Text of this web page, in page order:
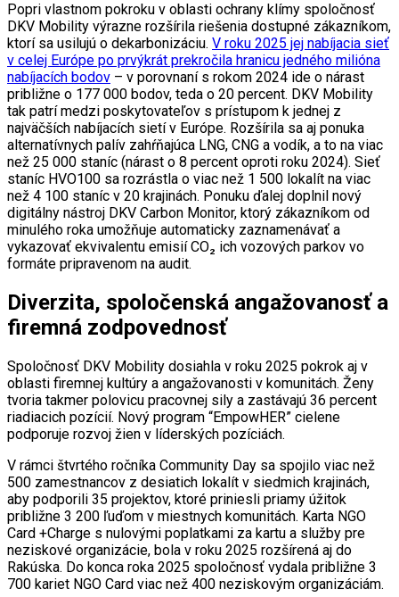
Popri vlastnom pokroku v oblasti ochrany klímy spoločnosť
DKV Mobility výrazne rozšírila riešenia dostupné zákazníkom,
ktorí sa usilujú o dekarbonizáciu. V roku 2025 jej nabíjacia sieť
v celej Európe po prvýkrát prekročila hranicu jedného milióna
nabíjacích bodov – v porovnaní s rokom 2024 ide o nárast
približne o 177 000 bodov, teda o 20 percent. DKV Mobility
tak patrí medzi poskytovateľov s prístupom k jednej z
najväčších nabíjacích sietí v Európe. Rozšírila sa aj ponuka
alternatívnych palív zahŕňajúca LNG, CNG a vodík, a to na viac
než 25 000 staníc (nárast o 8 percent oproti roku 2024). Sieť
staníc HVO100 sa rozrástla o viac než 1 500 lokalít na viac
než 4 100 staníc v 20 krajinách. Ponuku ďalej doplnil nový
digitálny nástroj DKV Carbon Monitor, ktorý zákazníkom od
minulého roka umožňuje automaticky zaznamenávať a
vykazovať ekvivalentu emisií CO₂ ich vozových parkov vo
formáte pripravenom na audit.
Diverzita, spoločenská angažovanosť a
firemná zodpovednosť
Spoločnosť DKV Mobility dosiahla v roku 2025 pokrok aj v
oblasti firemnej kultúry a angažovanosti v komunitách. Ženy
tvoria takmer polovicu pracovnej sily a zastávajú 36 percent
riadiacich pozícií. Nový program “EmpowHER” cielene
podporuje rozvoj žien v líderských pozíciách.
V rámci štvrtého ročníka Community Day sa spojilo viac než
500 zamestnancov z desiatich lokalít v siedmich krajinách,
aby podporili 35 projektov, ktoré priniesli priamy úžitok
približne 3 200 ľuďom v miestnych komunitách. Karta NGO
Card +Charge s nulovými poplatkami za kartu a služby pre
neziskové organizácie, bola v roku 2025 rozšírená aj do
Rakúska. Do konca roka 2025 spoločnosť vydala približne 3
700 kariet NGO Card viac než 400 neziskovým organizáciám.